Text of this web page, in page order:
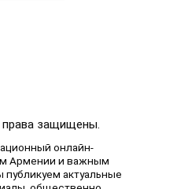
права защищены.
онлайн-
Армении и важным
актуальные